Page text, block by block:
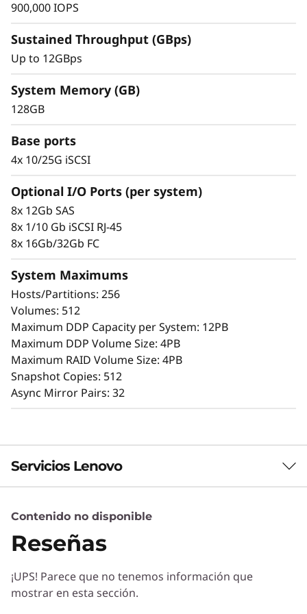
m
D
E
4
0
0
F
El escalado resulta muy fácil gracias a las
herramientas de diseño modular y fácil uso
incorporadas. Empiece a trabajar con sus
datos en cuestión de minutos. Su gran
flexibilidad de configuración, ajuste del
rendimiento a medida y control total de la
ubicación de los datos permiten a los
administradores maximizar el rendimiento y la
facilidad de uso.
La intuitiva GUI mediante navegador simplifica
la configuración y el mantenimiento, a la vez
que ofrece posibilidades de mantenimiento
para ofrecer rendimiento, integridad de datos,
fiabilidad y seguridad de forma constante.
900,000 IOPS
Sustained Throughput (GBps)
Up to 12GBps
System Memory (GB)
128GB
Base ports
4x 10/25G iSCSI
Optional I/O Ports (per system)
8x 12Gb SAS
8x 1/10 Gb iSCSI RJ-45
8x 16Gb/32Gb FC
System Maximums
Hosts/Partitions: 256
Volumes: 512
Maximum DDP Capacity per System: 12PB
Maximum DDP Volume Size: 4PB
Maximum RAID Volume Size: 4PB
Snapshot Copies: 512
Async Mirror Pairs: 32
Servicios Lenovo
Servicios de Soluciones
Diseñe la mejor estrategia para su empresa.
correcta para sus exclusivas necesidades
empresariales.
Contenido no disponible
Reseñas
¡UPS! Parece que no tenemos información que
mostrar en esta sección.